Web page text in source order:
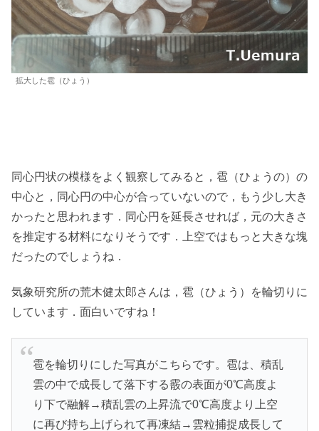
拡大した雹（ひょう）
同心円状の模様をよく観察してみると，雹（ひょうの）の
中心と，同心円の中心が合っていないので，もう少し大き
かったと思われます．同心円を延長させれば，元の大きさ
を推定する材料になりそうです．上空ではもっと大きな塊
だったのでしょうね．
気象研究所の荒木健太郎さんは，雹（ひょう）を輪切りに
しています．面白いですね！
雹を輪切りにした写真がこちらです。雹は、積乱
雲の中で成長して落下する霰の表面が0℃高度よ
り下で融解→積乱雲の上昇流で0℃高度より上空
に再び持ち上げられて再凍結→雲粒捕捉成長して